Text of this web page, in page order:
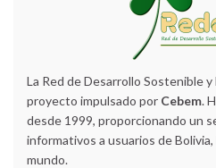
La Red de Desarrollo Sostenible
proyecto impulsado por Cebem.
desde 1999, proporcionando un
informativos a usuarios de
mundo.